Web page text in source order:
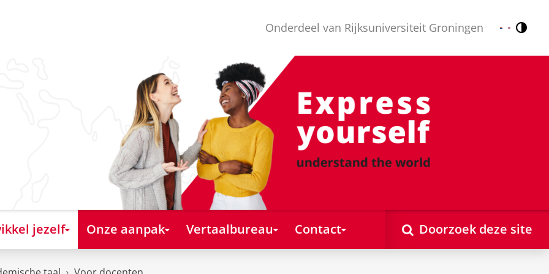
Onderdeel van Rijksuniversiteit Groningen Nederlands
English
jezelf Onze aanpak Vertaalbureau Contact Doorzoek deze site